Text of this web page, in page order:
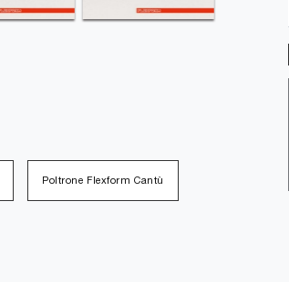
Poltrone Flexform Cantù